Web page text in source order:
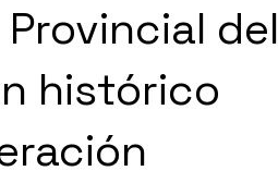
Provincial del
histórico